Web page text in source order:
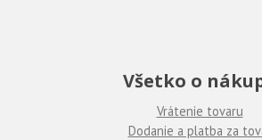
Všetko o
Vrátenie tovaru
Dodanie a platba za